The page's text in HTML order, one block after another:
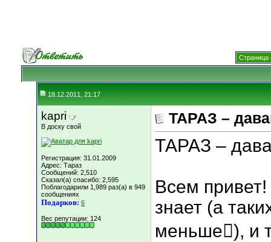
Страница
18.12.2011, 21:17
kapri
В доску свой
Регистрация: 31.01.2009
Адрес: Тараз
Сообщений: 2,510
Сказал(а) спасибо: 2,595
Поблагодарили 1,989 раз(а) в 949
сообщениях
Подарков: 6
Вес репутации: 124
ТАРАЗ –
ТАРАЗ –
Всем
знает (а
меньше), и